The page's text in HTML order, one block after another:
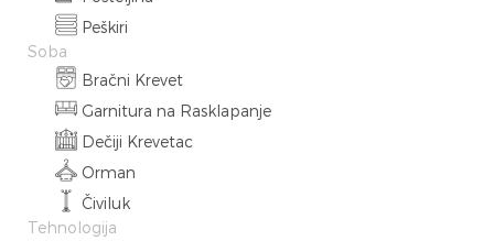
Peškiri
Soba
Bračni Krevet
Garnitura na Rasklapanje
Dečiji Krevetac
Orman
Čiviluk
Tehnologija